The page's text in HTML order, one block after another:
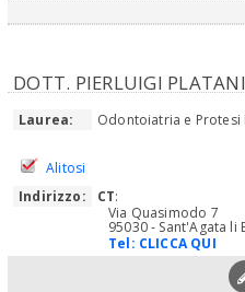
DOTT. PIERLUIGI
Laurea: Odontoiatria e Protesi
Alitosi
Indirizzo:
CT:
Via Quasimodo 7
95030 - Sant'Agata li
Tel: CLICCA QUI